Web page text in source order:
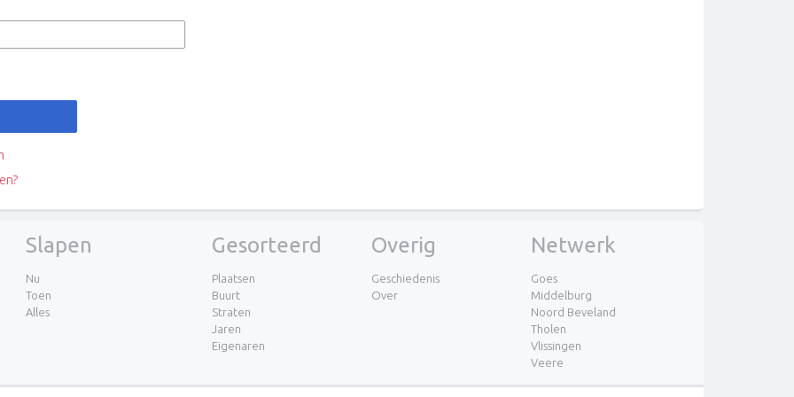
Slapen
Nu
Toen
Alles
Gesorteerd
Plaatsen
Buurt
Straten
Jaren
Eigenaren
Overig
Geschiedenis
Over
Netwerk
Goes
Middelburg
Noord Beveland
Tholen
Vlissingen
Veere